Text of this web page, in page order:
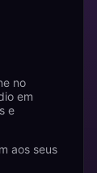
no
em
e
aos seus